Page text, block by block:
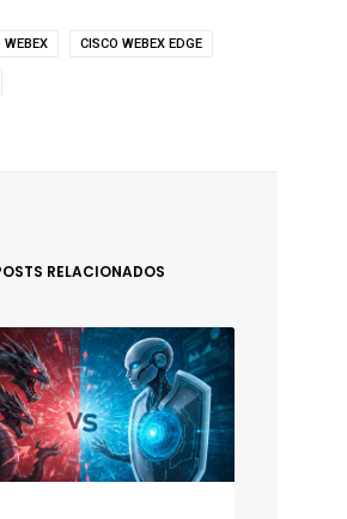
WEBEX CISCO WEBEX EDGE
RELACIONADOS